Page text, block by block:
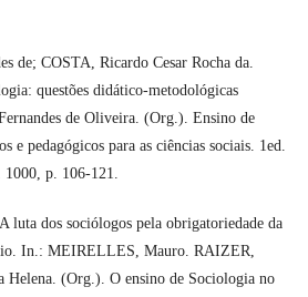
de; COSTA, Ricardo Cesar Rocha da.
questões didático-metodológicas
de Oliveira. (Org.). Ensino de
e pedagógicos para as ciências sociais. 1ed.
1000, p. 106-121.
luta dos sociólogos pela obrigatoriedade da
In.: MEIRELLES, Mauro. RAIZER,
(Org.). O ensino de Sociologia no